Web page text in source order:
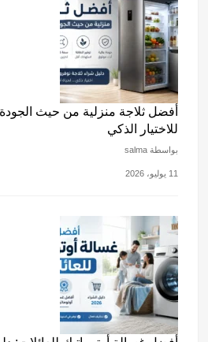
أفضل ثلاجة منزلية من حيث
للاختيار الذكي
بواسطة salma
11 يوليو، 2026